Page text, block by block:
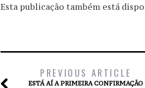
Esta publicação também está
PREVIOUS ARTICLE
ESTÁ AÍ A PRIMEIRA CONFIRMAÇÃO